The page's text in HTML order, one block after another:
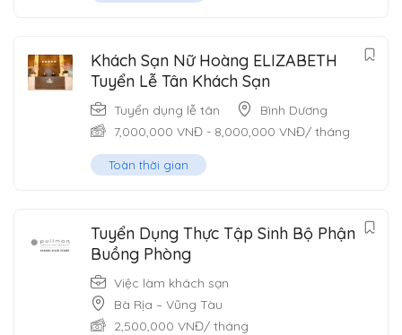
Khách Sạn Nữ Hoàng ELIZABETH
Tuyển Lễ Tân Khách Sạn
Tuyển dụng lễ tân
Bình Dương
7,000,000 VNĐ - 8,000,000 VNĐ/ tháng
Toàn thời gian
Tuyển Dụng Thực Tập Sinh Bộ Phận
Buồng Phòng
Việc làm khách sạn
Bà Rịa – Vũng Tàu
2,500,000 VNĐ/ tháng